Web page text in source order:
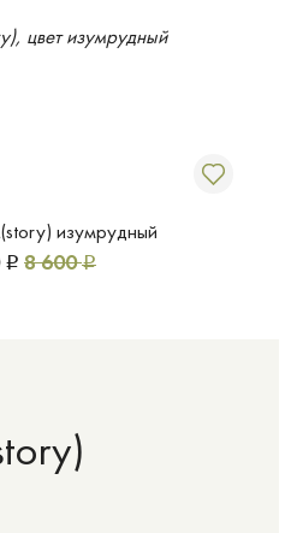
изумрудный
Р 8 600Р